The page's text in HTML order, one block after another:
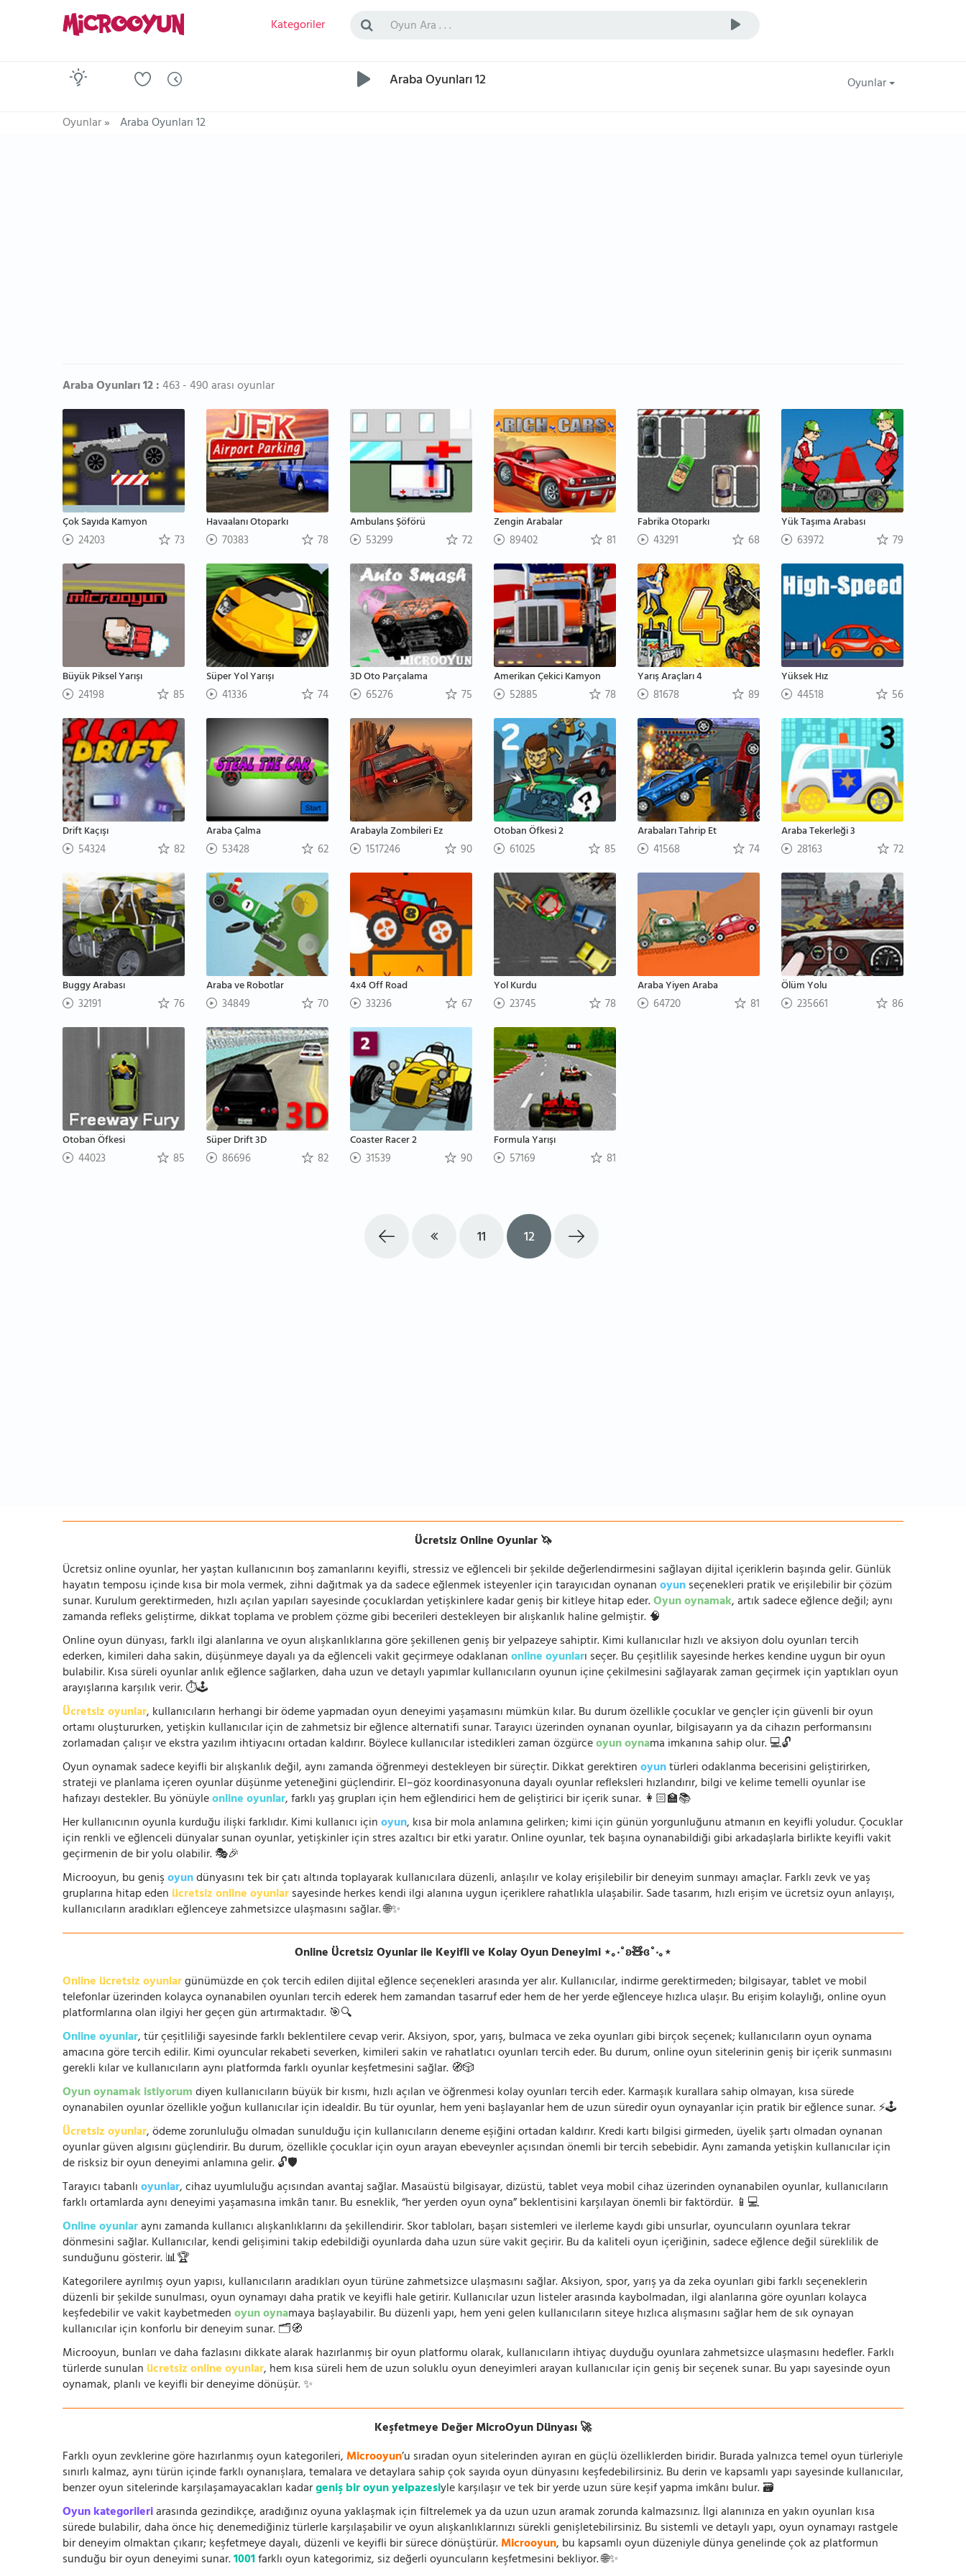
Kategoriler
Araba Oyunları 12
Oyunlar
Oyunlar» Araba Oyunları 12
Araba Oyunları 12 :463 - 490 arası oyunlar
Çok Sayıda Kamyon
24203 73
Havaalanı Otoparkı
70383 78
Ambulans Şöförü
53299 72
Zengin Arabalar
89402 81
Fabrika Otoparkı
43291 68
Yük Taşıma Arabası
63972 79
Büyük Piksel Yarışı
24198 85
Süper Yol Yarışı
41336 74
3D Oto Parçalama
65276 75
Amerikan Çekici Kamyon
52885 78
Yarış Araçları 4
81678 89
Yüksek Hız
44518 56
Drift Kaçışı
54324 82
Araba Çalma
53428 62
Arabayla Zombileri Ez
1517246 90
Otoban Öfkesi 2
61025 85
Arabaları Tahrip Et
41568 74
Araba Tekerleği 3
28163 72
Buggy Arabası
32191 76
Araba ve Robotlar
34849 70
4x4 Off Road
33236 67
Yol Kurdu
23745 78
Araba Yiyen Araba
64720 81
Ölüm Yolu
235661 86
Otoban Öfkesi
44023 85
Süper Drift 3D
86696 82
Coaster Racer 2
31539 90
Formula Yarışı
57169 81
11 12
Ücretsiz Online Oyunlar 🦄
Ücretsiz online oyunlar, her yaştan kullanıcının boş zamanlarını keyifli, stressiz ve eğlenceli bir şekilde değerlendirmesini sağlayan dijital içeriklerin başında gelir. Günlük
hayatın temposu içinde kısa bir mola vermek, zihni dağıtmak ya da sadece eğlenmek isteyenler için tarayıcıdan oynananoyunseçenekleri pratik ve erişilebilir bir çözüm
sunar. Kurulum gerektirmeden, hızlı açılan yapıları sayesinde çocuklardan yetişkinlere kadar geniş bir kitleye hitap eder.Oyun oynamak, artık sadece eğlence değil; aynı
zamanda refleks geliştirme, dikkat toplama ve problem çözme gibi becerileri destekleyen bir alışkanlık haline gelmiştir. 🧠
Online oyun dünyası, farklı ilgi alanlarına ve oyun alışkanlıklarına göre şekillenen geniş bir yelpazeye sahiptir. Kimi kullanıcılar hızlı ve aksiyon dolu oyunları tercih
ederken, kimileri daha sakin, düşünmeye dayalı ya da eğlenceli vakit geçirmeye odaklananonline oyunları seçer. Bu çeşitlilik sayesinde herkes kendine uygun bir oyun
bulabilir. Kısa süreli oyunlar anlık eğlence sağlarken, daha uzun ve detaylı yapımlar kullanıcıların oyunun içine çekilmesini sağlayarak zaman geçirmek için yaptıkları oyun
arayışlarına karşılık verir. ⏱️🕹️
Ücretsiz oyunlar, kullanıcıların herhangi bir ödeme yapmadan oyun deneyimi yaşamasını mümkün kılar. Bu durum özellikle çocuklar ve gençler için güvenli bir oyun
ortamı oluştururken, yetişkin kullanıcılar için de zahmetsiz bir eğlence alternatifi sunar. Tarayıcı üzerinden oynanan oyunlar, bilgisayarın ya da cihazın performansını
zorlamadan çalışır ve ekstra yazılım ihtiyacını ortadan kaldırır. Böylece kullanıcılar istedikleri zaman özgürceoyun oynama imkanına sahip olur. 💻🔓
Oyun oynamak sadece keyifli bir alışkanlık değil, aynı zamanda öğrenmeyi destekleyen bir süreçtir. Dikkat gerektirenoyuntürleri odaklanma becerisini geliştirirken,
strateji ve planlama içeren oyunlar düşünme yeteneğini güçlendirir. El–göz koordinasyonuna dayalı oyunlar refleksleri hızlandırır, bilgi ve kelime temelli oyunlar ise
hafızayı destekler. Bu yönüyleonline oyunlar, farklı yaş grupları için hem eğlendirici hem de geliştirici bir içerik sunar. 👩🏻‍🏫📚
Her kullanıcının oyunla kurduğu ilişki farklıdır. Kimi kullanıcı içinoyun, kısa bir mola anlamına gelirken; kimi için günün yorgunluğunu atmanın en keyifli yoludur. Çocuklar
için renkli ve eğlenceli dünyalar sunan oyunlar, yetişkinler için stres azaltıcı bir etki yaratır. Online oyunlar, tek başına oynanabildiği gibi arkadaşlarla birlikte keyifli vakit
geçirmenin de bir yolu olabilir. 🎭🎉
Microoyun, bu genişoyundünyasını tek bir çatı altında toplayarak kullanıcılara düzenli, anlaşılır ve kolay erişilebilir bir deneyim sunmayı amaçlar. Farklı zevk ve yaş
gruplarına hitap eden ücretsiz online oyunlarsayesinde herkes kendi ilgi alanına uygun içeriklere rahatlıkla ulaşabilir. Sade tasarım, hızlı erişim ve ücretsiz oyun anlayışı,
kullanıcıların aradıkları eğlenceye zahmetsizce ulaşmasını sağlar. 🌐✨
Online Ücretsiz Oyunlar ile Keyifli ve Kolay Oyun Deneyimi ⋆｡‧˚ʚ🧸ɞ˚‧｡⋆
Online ücretsiz oyunlargünümüzde en çok tercih edilen dijital eğlence seçenekleri arasında yer alır. Kullanıcılar, indirme gerektirmeden; bilgisayar, tablet ve mobil
telefonlar üzerinden kolayca oynanabilen oyunları tercih ederek hem zamandan tasarruf eder hem de her yerde eğlenceye hızlıca ulaşır. Bu erişim kolaylığı, online oyun
platformlarına olan ilgiyi her geçen gün artırmaktadır. 🎯🔍
Online oyunlar, tür çeşitliliği sayesinde farklı beklentilere cevap verir. Aksiyon, spor, yarış, bulmaca ve zeka oyunları gibi birçok seçenek; kullanıcıların oyun oynama
amacına göre tercih edilir. Kimi oyuncular rekabeti severken, kimileri sakin ve rahatlatıcı oyunları tercih eder. Bu durum, online oyun sitelerinin geniş bir içerik sunmasını
gerekli kılar ve kullanıcıların aynı platformda farklı oyunlar keşfetmesini sağlar. 🧭🎲
Oyun oynamak istiyorumdiyen kullanıcıların büyük bir kısmı, hızlı açılan ve öğrenmesi kolay oyunları tercih eder. Karmaşık kurallara sahip olmayan, kısa sürede
oynanabilen oyunlar özellikle yoğun kullanıcılar için idealdir. Bu tür oyunlar, hem yeni başlayanlar hem de uzun süredir oyun oynayanlar için pratik bir eğlence sunar. ⚡🕹️
Ücretsiz oyunlar, ödeme zorunluluğu olmadan sunulduğu için kullanıcıların deneme eşiğini ortadan kaldırır. Kredi kartı bilgisi girmeden, üyelik şartı olmadan oynanan
oyunlar güven algısını güçlendirir. Bu durum, özellikle çocuklar için oyun arayan ebeveynler açısından önemli bir tercih sebebidir. Aynı zamanda yetişkin kullanıcılar için
de risksiz bir oyun deneyimi anlamına gelir. 🔓🛡️
Tarayıcı tabanlıoyunlar, cihaz uyumluluğu açısından avantaj sağlar. Masaüstü bilgisayar, dizüstü, tablet veya mobil cihaz üzerinden oynanabilen oyunlar, kullanıcıların
farklı ortamlarda aynı deneyimi yaşamasına imkân tanır. Bu esneklik, “her yerden oyun oyna” beklentisini karşılayan önemli bir faktördür. 📱💻
Online oyunlaraynı zamanda kullanıcı alışkanlıklarını da şekillendirir. Skor tabloları, başarı sistemleri ve ilerleme kaydı gibi unsurlar, oyuncuların oyunlara tekrar
dönmesini sağlar. Kullanıcılar, kendi gelişimini takip edebildiği oyunlarda daha uzun süre vakit geçirir. Bu da kaliteli oyun içeriğinin, sadece eğlence değil süreklilik de
sunduğunu gösterir. 📊🏆
Kategorilere ayrılmış oyun yapısı, kullanıcıların aradıkları oyun türüne zahmetsizce ulaşmasını sağlar. Aksiyon, spor, yarış ya da zeka oyunları gibi farklı seçeneklerin
düzenli bir şekilde sunulması, oyun oynamayı daha pratik ve keyifli hale getirir. Kullanıcılar uzun listeler arasında kaybolmadan, ilgi alanlarına göre oyunları kolayca
keşfedebilir ve vakit kaybetmedenoyun oynamaya başlayabilir. Bu düzenli yapı, hem yeni gelen kullanıcıların siteye hızlıca alışmasını sağlar hem de sık oynayan
kullanıcılar için konforlu bir deneyim sunar. 🗂️🧭
Microoyun, bunları ve daha fazlasını dikkate alarak hazırlanmış bir oyun platformu olarak, kullanıcıların ihtiyaç duyduğu oyunlara zahmetsizce ulaşmasını hedefler. Farklı
türlerde sunulan ücretsiz online oyunlar, hem kısa süreli hem de uzun soluklu oyun deneyimleri arayan kullanıcılar için geniş bir seçenek sunar. Bu yapı sayesinde oyun
oynamak, planlı ve keyifli bir deneyime dönüşür. ✨
Keşfetmeye Değer MicroOyun Dünyası 🚀
Farklı oyun zevklerine göre hazırlanmış oyun kategorileri,Microoyun’u sıradan oyun sitelerinden ayıran en güçlü özelliklerden biridir. Burada yalnızca temel oyun türleriyle
sınırlı kalmaz, aynı türün içinde farklı oynanışlara, temalara ve detaylara sahip çok sayıda oyun dünyasını keşfedebilirsiniz. Bu derin ve kapsamlı yapı sayesinde kullanıcılar,
benzer oyun sitelerinde karşılaşamayacakları kadargeniş bir oyun yelpazesiyle karşılaşır ve tek bir yerde uzun süre keşif yapma imkânı bulur. 🗃️
Oyun kategorileriarasında gezindikçe, aradığınız oyuna yaklaşmak için filtrelemek ya da uzun uzun aramak zorunda kalmazsınız. İlgi alanınıza en yakın oyunları kısa
sürede bulabilir, daha önce hiç denemediğiniz türlerle karşılaşabilir ve oyun alışkanlıklarınızı sürekli genişletebilirsiniz. Bu sistemli ve detaylı yapı, oyun oynamayı rastgele
bir deneyim olmaktan çıkarır; keşfetmeye dayalı, düzenli ve keyifli bir sürece dönüştürür.Microoyun, bu kapsamlı oyun düzeniyle dünya genelinde çok az platformun
sunduğu bir oyun deneyimi sunar.1001farklı oyun kategorimiz, siz değerli oyuncuların keşfetmesini bekliyor. 🌐✨